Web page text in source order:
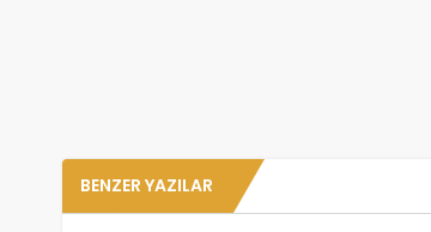
BENZER YAZILAR